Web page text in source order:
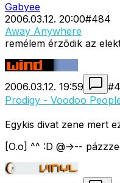
Gabyee
2006.03.12. 20:00#484
Away Anywhere
remélem érzõdik az
2006.03.12. 19:59 #
Prodigy - Voodoo
Egykis divat zene mert
[O.o] ^^ :D @->--